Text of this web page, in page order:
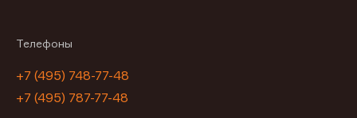
Телефоны
+7 (495) 748-77-48
+7 (495) 787-77-48